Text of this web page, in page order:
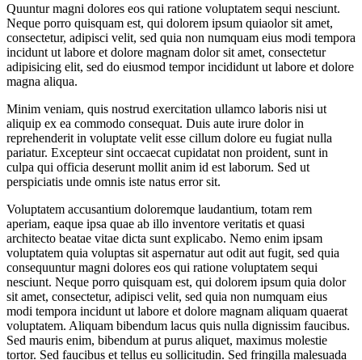
Quuntur magni dolores eos qui ratione voluptatem sequi nesciunt.
Neque porro quisquam est, qui dolorem ipsum quiaolor sit amet,
consectetur, adipisci velit, sed quia non numquam eius modi tempora
incidunt ut labore et dolore magnam dolor sit amet, consectetur
adipisicing elit, sed do eiusmod tempor incididunt ut labore et dolore
magna aliqua.
Minim veniam, quis nostrud exercitation ullamco laboris nisi ut
aliquip ex ea commodo consequat. Duis aute irure dolor in
reprehenderit in voluptate velit esse cillum dolore eu fugiat nulla
pariatur. Excepteur sint occaecat cupidatat non proident, sunt in
culpa qui officia deserunt mollit anim id est laborum. Sed ut
perspiciatis unde omnis iste natus error sit.
Voluptatem accusantium doloremque laudantium, totam rem
aperiam, eaque ipsa quae ab illo inventore veritatis et quasi
architecto beatae vitae dicta sunt explicabo. Nemo enim ipsam
voluptatem quia voluptas sit aspernatur aut odit aut fugit, sed quia
consequuntur magni dolores eos qui ratione voluptatem sequi
nesciunt. Neque porro quisquam est, qui dolorem ipsum quia dolor
sit amet, consectetur, adipisci velit, sed quia non numquam eius
modi tempora incidunt ut labore et dolore magnam aliquam quaerat
voluptatem. Aliquam bibendum lacus quis nulla dignissim faucibus.
Sed mauris enim, bibendum at purus aliquet, maximus molestie
tortor. Sed faucibus et tellus eu sollicitudin. Sed fringilla malesuada